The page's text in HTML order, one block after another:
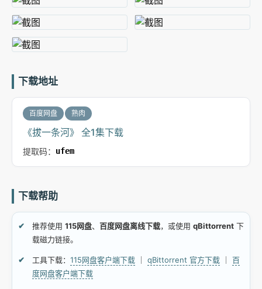
下载地址
百度网盘 熟肉
《拔一条河》 全1集下载
提取码： ufem
下载帮助
推荐使用 115网盘、 百度网盘离线下载，或使用 qBittorrent 下
载磁力链接。
工具下载： 115网盘客户端下载 ｜ qBittorrent 官方下载 ｜ 百
度网盘客户端下载